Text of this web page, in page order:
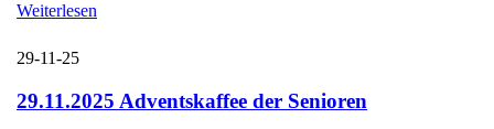
Weiterlesen
29-11-25
29.11.2025 Adventskaffee der Senioren